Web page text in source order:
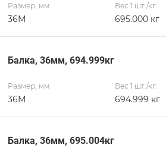
Размер, мм
36М
Вес 1 шт./кг.
695.000 кг
Балка, 36мм, 694.999кг
Размер, мм
36М
Вес 1 шт./кг.
694.999 кг
Балка, 36мм, 695.004кг